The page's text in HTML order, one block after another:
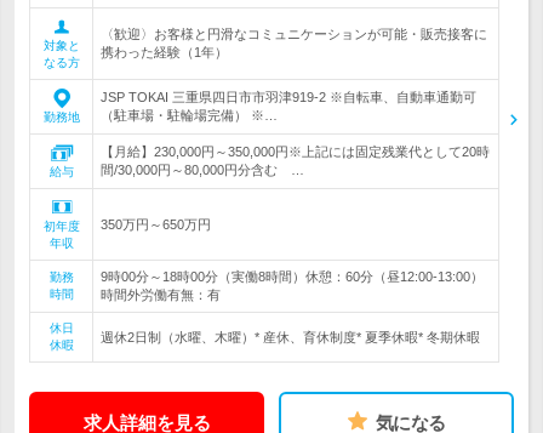
対象と
なる方
〈歓迎〉お客様と円滑なコミュニケーションが可能・販売接客に
携わった経験（1年）
勤務地
JSP TOKAI 三重県四日市市羽津919-2 ※自転車、自動車通勤可
（駐車場・駐輪場完備） ※…
給与
【月給】230,000円～350,000円※上記には固定残業代として20時
間/30,000円～80,000円分含む …
初年度
年収
350万円～650万円
勤務
時間
9時00分～18時00分（実働8時間）休憩：60分（昼12:00-13:00）
時間外労働有無：有
休日
休暇
週休2日制（水曜、木曜）* 産休、育休制度* 夏季休暇* 冬期休暇
求人詳細を見る 気になる